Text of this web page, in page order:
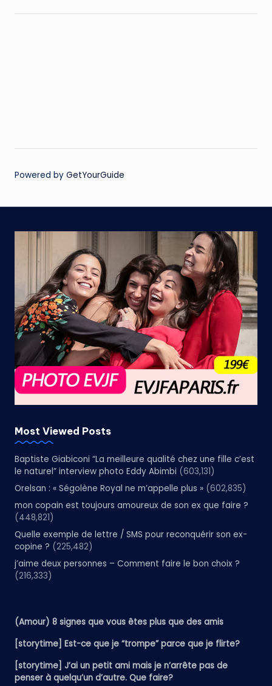
Powered by GetYourGuide
Most Viewed Posts
Baptiste Giabiconi “La meilleure qualité chez une fille c’est
le naturel” interview photo Eddy Abimbi (603,131)
Orelsan : « Ségolène Royal ne m’appelle plus » (602,835)
mon copain est toujours amoureux de son ex que faire ?
(448,821)
Quelle exemple de lettre / SMS pour reconquérir son ex-
copine ? (225,482)
j’aime deux personnes – Comment faire le bon choix ?
(216,333)
(Amour) 8 signes que vous êtes plus que des amis
[storytime] Est-ce que je “trompe” parce que je flirte?
[storytime] J’ai un petit ami mais je n’arrête pas de
penser à quelqu’un d’autre. Que faire?